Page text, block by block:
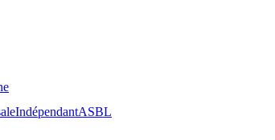
IndépendantASBL